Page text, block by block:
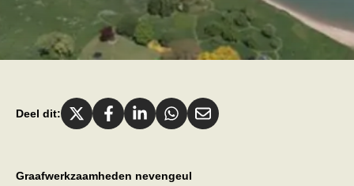
Deel dit:
Graafwerkzaamheden nevengeul